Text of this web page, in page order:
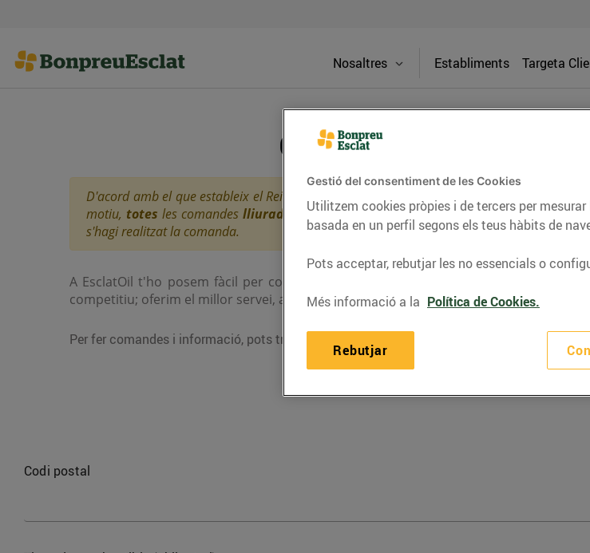
Nosaltres Establiments Targeta
Consulta el preu del
D'acord amb el que estableix el Reial decret llei 7/2026, de 20 de març, la reducció
motiu, totes les comandeslliurades a partir de l'01/07/2026tindran aplicat el tipus
s'hagi realitzat la comanda.
A EsclatOil t'ho posem fàcil per consultar els preus vigents del gasoil B per a
competitiu; oferim el millor servei, al millor preu possible. El servei a domicili de
Per fer comandes i informació, pots trucar al telèfon
Codi postal
Gestió del consentiment de les Cookies
Utilitzem cookies pròpies i de tercers per
basada en un perfil segons els teus hàbits de
Pots acceptar, rebutjar les no essencials o
Més informació a la Política de Cookies.
Rebutjar